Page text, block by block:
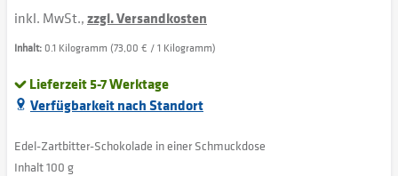
inkl. MwSt.,zzgl. Versandkosten
Inhalt: 0.1 Kilogramm (73,00 € / 1 Kilogramm)
Lieferzeit 5-7 Werktage
Verfügbarkeit nach Standort
Edel-Zartbitter-Schokolade in einer Schmuckdose
Inhalt 100 g